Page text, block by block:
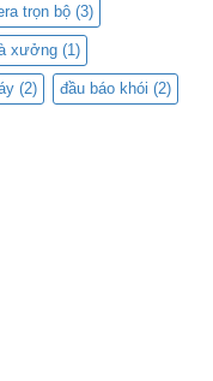
trọn bộ (3)
xưởng (1)
(2) đầu báo khói (2)